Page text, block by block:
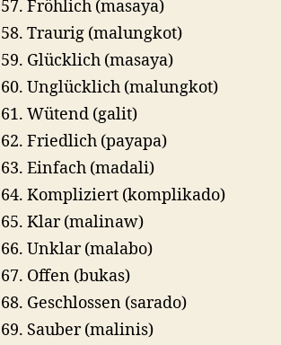
Fröhlich (masaya)
Traurig (malungkot)
Glücklich (masaya)
Unglücklich (malungkot)
Wütend (galit)
Friedlich (payapa)
Einfach (madali)
Kompliziert (komplikado)
Klar (malinaw)
Unklar (malabo)
Offen (bukas)
Geschlossen (sarado)
Sauber (malinis)